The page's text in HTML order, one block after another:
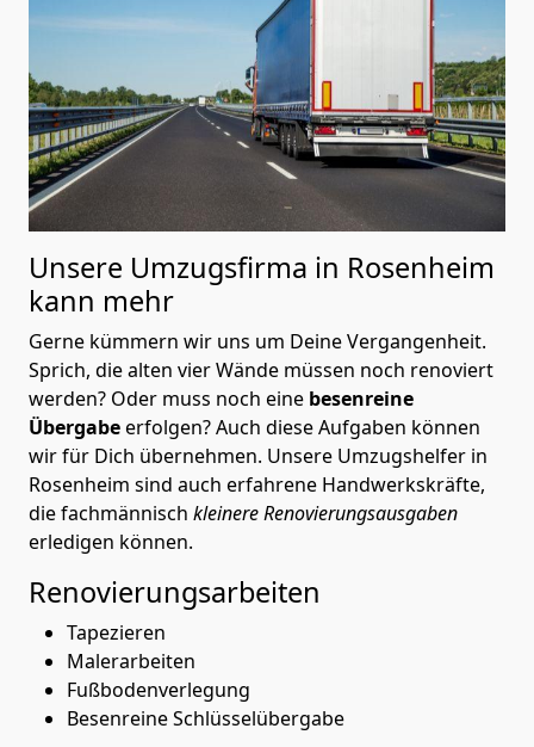
Unsere Umzugsfirma in Rosenheim
kann mehr
Gerne kümmern wir uns um Deine Vergangenheit.
Sprich, die alten vier Wände müssen noch renoviert
werden? Oder muss noch eine besenreine
Übergabeerfolgen? Auch diese Aufgaben können
wir für Dich übernehmen. Unsere Umzugshelfer in
Rosenheim sind auch erfahrene Handwerkskräfte,
die fachmännisch kleinere Renovierungsausgaben
erledigen können.
Renovierungsarbeiten
Tapezieren
Malerarbeiten
Fußbodenverlegung
Besenreine Schlüsselübergabe